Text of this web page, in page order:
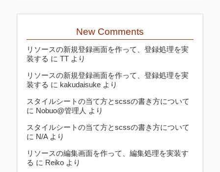
New Comments
リソースの新規登録画面を作って、登録処理を実
装する にTT より
リソースの新規登録画面を作って、登録処理を実
装する に kakudaisuke より
スタイルシートの当て方とscssの書き方について
に Nobuo@管理人 より
スタイルシートの当て方とscssの書き方について
に N/Aより
リソースの編集画面を作って、編集処理を実装す
る に Reiko より